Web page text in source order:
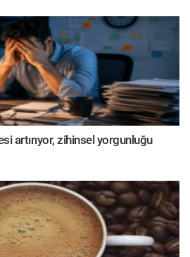
artırıyor, zihinsel yorgunluğu